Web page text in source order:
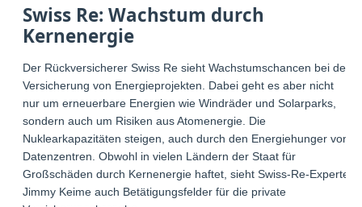
Swiss Re: Wachstum durch
Kernenergie
Der Rückversicherer Swiss Re sieht Wachstumschancen bei der
Versicherung von Energieprojekten. Dabei geht es aber nicht
nur um erneuerbare Energien wie Windräder und Solarparks,
sondern auch um Risiken aus Atomenergie. Die
Nuklearkapazitäten steigen, auch durch den Energiehunger von
Datenzentren. Obwohl in vielen Ländern der Staat für
Großschäden durch Kernenergie haftet, sieht Swiss-Re-Experte
Jimmy Keime auch Betätigungsfelder für die private